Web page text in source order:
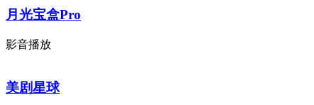
月光宝盒Pro
影音播放
美剧星球